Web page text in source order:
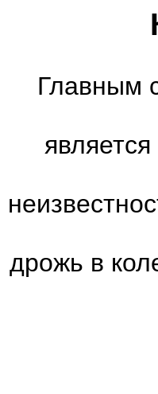
Главным
дрожь в